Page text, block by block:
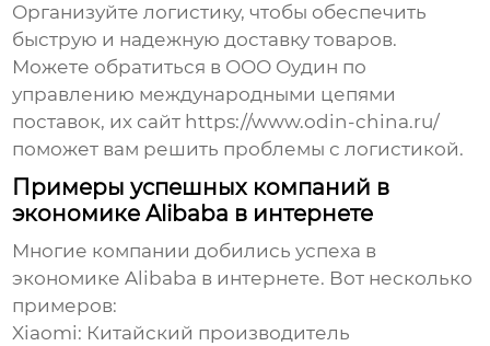
Организуйте логистику, чтобы обеспечить
быструю и надежную доставку товаров.
Можете обратиться в ООО Оудин по
управлению международными цепями
поставок, их сайт https://www.odin-china.ru/
поможет вам решить проблемы с логистикой.
Примеры успешных компаний в
экономике Alibaba в интернете
Многие компании добились успеха в
экономике Alibaba в интернете. Вот несколько
примеров:
Xiaomi: Китайский производитель